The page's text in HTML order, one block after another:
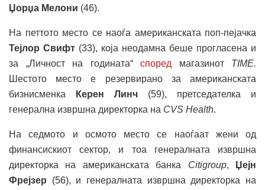
Џорџа Мелони (46).
На петтото место се наоѓа американската поп-пејачка
Тејлор Свифт (33), која неодамна беше прогласена и
за „Личност на годината“ според магазинот TIME.
Шестото место е резервирано за американската
бизнисменка
Керен Линч (59), претседателка и
генерална извршна директорка на CVS Health.
На седмото и осмото место се наоѓаат жени од
финансискиот сектор, и тоа генералната извршна
директорка на американската банка Citigroup,
Џејн
Фрејзер (56), и генералната извршна директорка на